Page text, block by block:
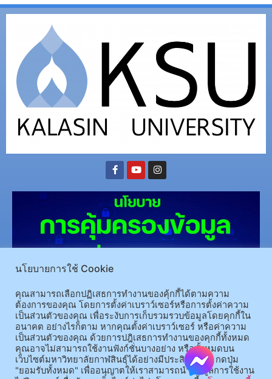
(อ.นามน)13 หมู่ 14 ต.สงเปลือย อ.นามน จ.กาฬสินธุ์ 46230โทรศัพท์ : 043-602-055 โทรสาร :
043-602-044
(อ.เมือง)62/1 ถ.เกษตรสมบูรณ์ ต.กาฬสินธุ์ อ.เมือง จ.กาฬสินธุ์ 46000 โทรศัพท์ 043-811128 08-
64584360 โทรสาร 043-813070
นโยบายการใช้ Cookie
คุณสามารถเลือกปฏิเสธการทำงานของคุ้กกี้ได้ตามความ
ต้องการของคุณ โดยการตั้งค่าเบราว์เซอร์หรือการตั้งค่าความ
เป็นส่วนตัวของคุณ เพื่อระงับการเก็บรวมรวบข้อมูลโดยคุกกี้ใน
อนาคต อย่างไรก็ตาม หากคุณตั้งค่าเบราว์เซอร์ หรือค่าความ
เป็นส่วนตัวของคุณ ด้วยการปฎิเสธการทำงานของคุกกี้ทั้งหมด
คุณอาจไม่สามารถใช้งานฟังก์ชั่นบางอย่าง หรือทั้งหมดบน
เว็บไซต์มหาวิทยาลัยกาฬสินธุ์ได้อย่างมีประสิทธิภาพ กดปุ่ม
"ยอมรับทั้งหมด" เพื่ออนุญาตให้เราสามารถนำข้อมูลการใช้งาน